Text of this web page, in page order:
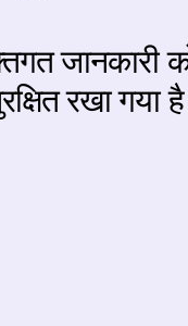
जानकारी
रखा गया